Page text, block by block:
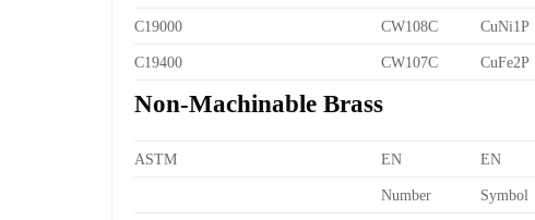
C19000 CW108C CuNi1P
C19400 CW107C CuFe2P
Non-Machinable Brass
ASTM EN EN
Number Symbol